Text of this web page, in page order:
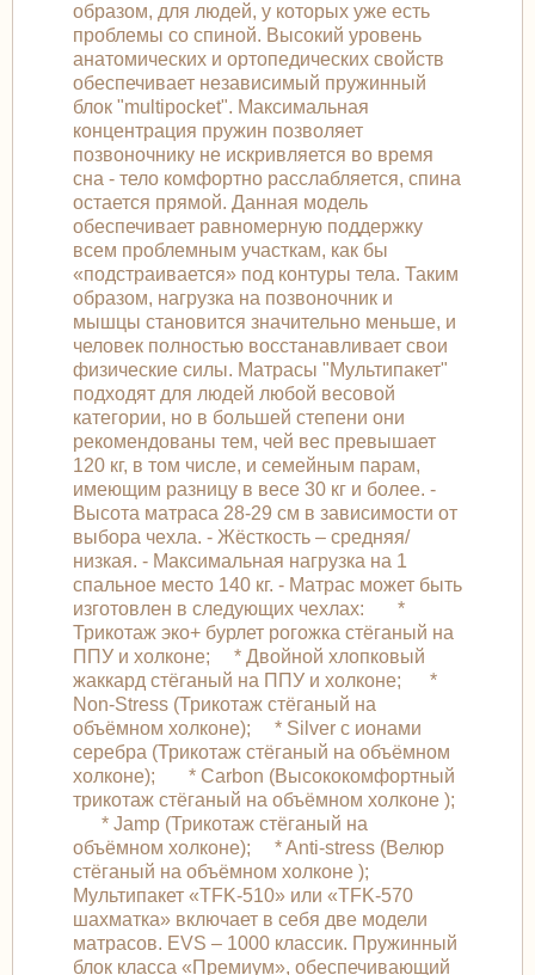
образом, для людей, у которых уже есть
проблемы со спиной. Высокий уровень
анатомических и ортопедических свойств
обеспечивает независимый пружинный
блок "multipocket". Максимальная
концентрация пружин позволяет
позвоночнику не искривляется во время
сна - тело комфортно расслабляется, спина
остается прямой. Данная модель
обеспечивает равномерную поддержку
всем проблемным участкам, как бы
«подстраивается» под контуры тела. Таким
образом, нагрузка на позвоночник и
мышцы становится значительно меньше, и
человек полностью восстанавливает свои
физические силы. Матрасы "Мультипакет"
подходят для людей любой весовой
категории, но в большей степени они
рекомендованы тем, чей вес превышает
120 кг, в том числе, и семейным парам,
имеющим разницу в весе 30 кг и более. -
Высота матраса 28-29 см в зависимости от
выбора чехла. - Жёсткость – средняя/
низкая. - Максимальная нагрузка на 1
спальное место 140 кг. - Матрас может быть
изготовлен в следующих чехлах: *
Трикотаж эко+ бурлет рогожка стёганый на
ППУ и холконе; * Двойной хлопковый
жаккард стёганый на ППУ и холконе; *
Non-Stress (Трикотаж стёганый на
объёмном холконе); * Silver с ионами
серебра (Трикотаж стёганый на объёмном
холконе); * Carbon (Высококомфортный
трикотаж стёганый на объёмном холконе );
* Jamp (Трикотаж стёганый на
объёмном холконе); * Anti-stress (Велюр
стёганый на объёмном холконе );
Мультипакет «TFK-510» или «TFK-570
шахматка» включает в себя две модели
матрасов. EVS – 1000 классик. Пружинный
блок класса «Премиум», обеспечивающий